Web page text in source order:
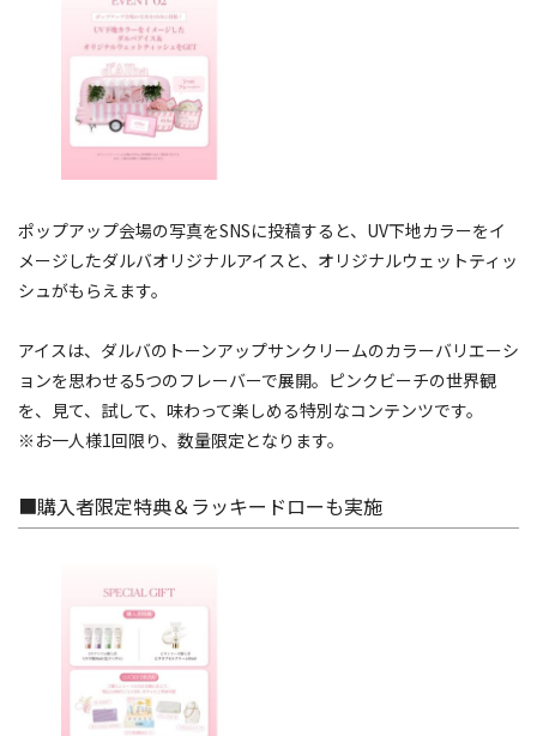
ポップアップ会場の写真をSNSに投稿すると、UV下地カラーをイ
メージしたダルバオリジナルアイスと、オリジナルウェットティッ
シュがもらえます。
アイスは、ダルバのトーンアップサンクリームのカラーバリエーシ
ョンを思わせる5つのフレーバーで展開。ピンクビーチの世界観
を、見て、試して、味わって楽しめる特別なコンテンツです。
※お一人様1回限り、数量限定となります。
■購入者限定特典＆ラッキードローも実施